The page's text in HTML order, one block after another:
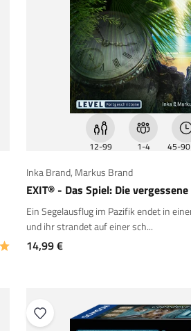
12-99 1-4 45-
Inka Brand, Markus Brand
EXIT® - Das Spiel: Die
Ein Segelausflug im Pazifik endet in
und ihr strandet auf einer sch...
Angebot
14,99 €